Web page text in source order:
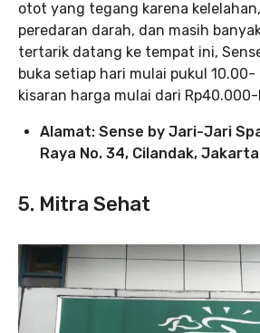
otot yang tegang karena
peredaran darah, dan masih
tertarik datang ke tempat ini,
buka setiap hari mulai pukul 10.00-
kisaran harga mulai dari
Alamat: Sense by Jari-Jari
Raya No. 34, Cilandak,
5. Mitra Sehat